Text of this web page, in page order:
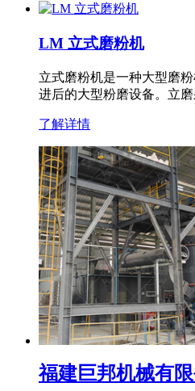
LM 立式磨粉机
立式磨粉机是一种大型磨
进后的大型粉磨设备。立
了解详情
福建巨邦机械有